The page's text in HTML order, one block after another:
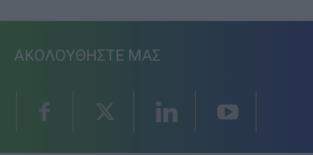
ΑΚΟΛΟΥΘΗΣΤΕ ΜΑΣ